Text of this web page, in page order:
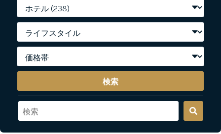
検索